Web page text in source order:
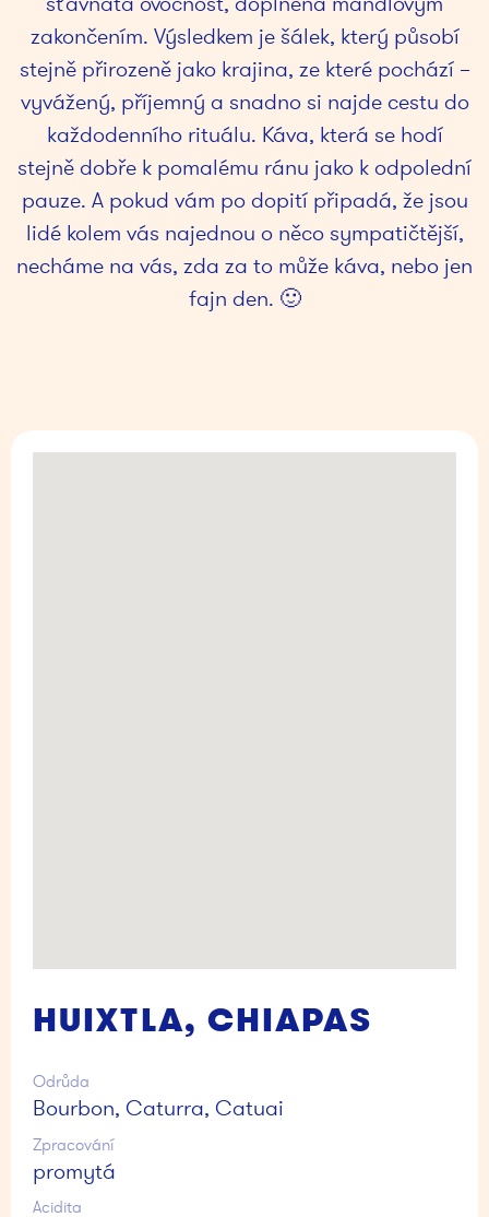
zakončením. Výsledkem je šálek, který působí
stejně přirozeně jako krajina, ze které pochází –
vyvážený, příjemný a snadno si najde cestu do
každodenního rituálu. Káva, která se hodí
stejně dobře k pomalému ránu jako k odpolední
pauze. A pokud vám po dopití připadá, že jsou
lidé kolem vás najednou o něco sympatičtější,
necháme na vás, zda za to může káva, nebo jen
fajn den. 🙂
HUIXTLA, CHIAPAS
Odrůda
Bourbon, Caturra, Catuai
Zpracování
promytá
Acidita